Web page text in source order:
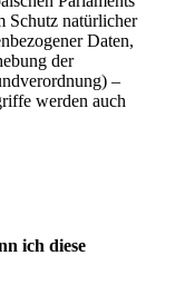
Schutz natürlicher
Daten,
der
–
werden auch
ich diese